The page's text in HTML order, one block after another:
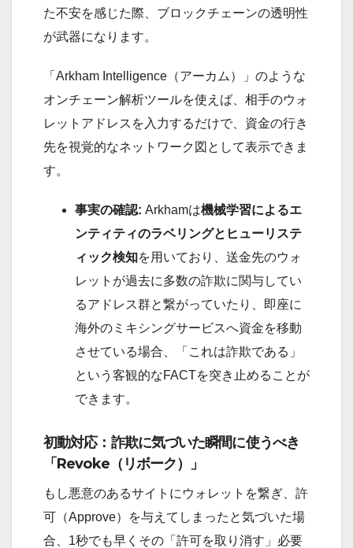
た不安を感じた際、ブロックチェーンの透明性
が武器になります。
「Arkham Intelligence（アーカム）」のような
オンチェーン解析ツールを使えば、相手のウォ
レットアドレスを入力するだけで、資金の行き
先を視覚的なネットワーク図として表示できま
す。
事実の確認: Arkhamは機械学習によるエ
ンティティのラベリングとヒューリステ
ィック検知を用いており、送金先のウォ
レットが過去に多数の詐欺に関与してい
るアドレス群と繋がっていたり、即座に
海外のミキシングサービスへ資金を移動
させている場合、「これは詐欺である」
という客観的なFACTを突き止めることが
できます。
初動対応：詐欺に気づいた瞬間に使うべき
「Revoke（リボーク）」
もし悪意のあるサイトにウォレットを繋ぎ、許
可（Approve）を与えてしまったと気づいた場
合、1秒でも早くその「許可を取り消す」必要